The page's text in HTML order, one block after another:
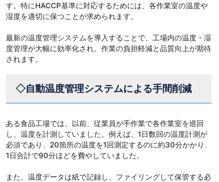
す。特にHACCP基準に対応するためには、各作業室の温度や
湿度を適切に保つことが求められます。
最新の温度管理システムを導入することで、工場内の温度・湿
度管理が大幅に効率化され、作業の負担軽減と品質向上が期待
されます。
◇自動温度管理システムによる手間削減
ある食品工場では、以前、従業員が手作業で各作業室を巡回
し、温度を計測していました。例えば、1日数回の温度計測が
必須であり、20箇所の温度を1回測定するのに約30分かかり、
1日合計で90分ほどを費やしていました。
また、温度データは紙で記録し、ファイリングして保管する必